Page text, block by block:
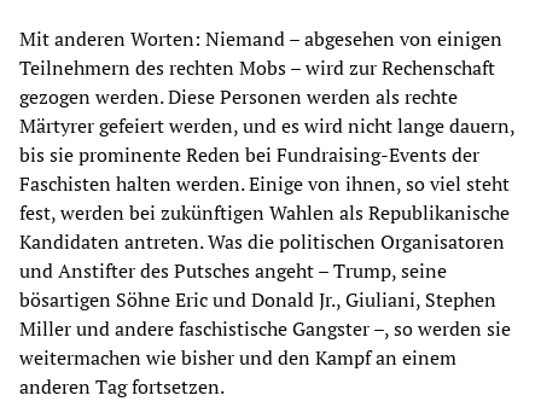
Mit anderen Worten: Niemand – abgesehen von einigen
Teilnehmern des rechten Mobs – wird zur Rechenschaft
gezogen werden. Diese Personen werden als rechte
Märtyrer gefeiert werden, und es wird nicht lange dauern,
bis sie prominente Reden bei Fundraising-Events der
Faschisten halten werden. Einige von ihnen, so viel steht
fest, werden bei zukünftigen Wahlen als Republikanische
Kandidaten antreten. Was die politischen Organisatoren
und Anstifter des Putsches angeht – Trump, seine
bösartigen Söhne Eric und Donald Jr., Giuliani, Stephen
Miller und andere faschistische Gangster –, so werden sie
weitermachen wie bisher und den Kampf an einem
anderen Tag fortsetzen.